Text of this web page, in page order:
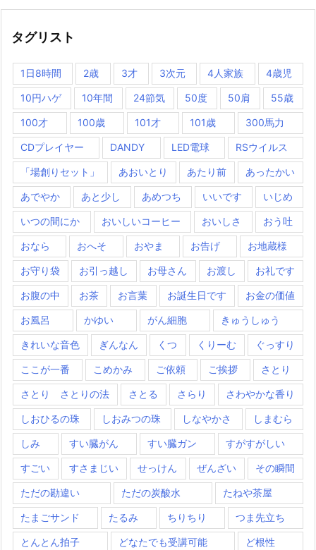
タグリスト
1日8時間 2歳 3才 3次元 4人家族 4歳児
10円ハゲ 10年間 24節気 50度 50肩 55歳
100才 100歳 101才 101歳 300馬力
CDプレイヤー DANDY LED電球 RSウイルス
「場創りセット」 あおいとり あたり前 あったかい
あでやか あと少し あめつち いいです いじめ
いつの間にか おいしいコーヒー おいしさ おう吐
おなら おへそ おやま お告げ お地蔵様
お守り袋 お引っ越し お母さん お渡し お礼です
お腹の中 お茶 お言葉 お誕生日です お金の価値
お風呂 かゆい がん細胞 きゅうしゅう
きれいな音色 ぎんなん くつ くりーむ ぐっすり
ここが一番 こめかみ ご依頼 ご挨拶 さとり
さとり さとりの法 さとる さらり さわやかな香り
しおひるの珠 しおみつの珠 しなやかさ しまむら
しみ すい臓がん すい臓ガン すがすがしい
すごい すさまじい せっけん ぜんざい その瞬間
ただの勘違い ただの炭酸水 たねや茶屋
たまごサンド たるみ ちりちり つま先立ち
とんとん拍子 どなたでも受講可能 ど根性